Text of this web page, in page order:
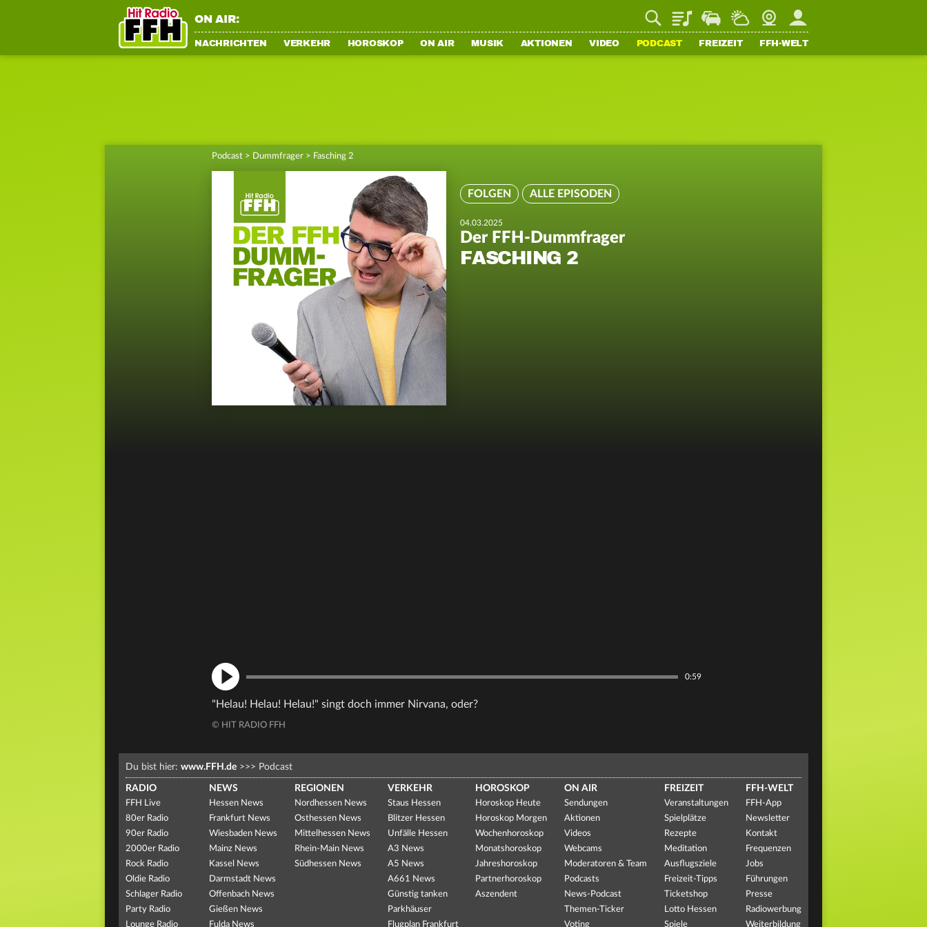
ON AIR: PlaylistStaupilotWetterWebcamMein FFH
NACHRICHTEN VERKEHR HOROSKOP ON AIR MUSIK AKTIONEN VIDEO PODCAST FREIZEIT FFH-WELT
Podcast > Dummfrager > Fasching 2
FOLGEN ALLE EPISODEN
04.03.2025
Der FFH-Dummfrager
FASCHING 2
0:59
"Helau! Helau! Helau!" singt doch immer Nirvana, oder?
© HIT RADIO FFH
Du bist hier: www.FFH.de >>> Podcast
RADIO
FFH Live
80er Radio
90er Radio
2000er Radio
Rock Radio
Oldie Radio
Schlager Radio
Party Radio
Lounge Radio
NEWS
Hessen News
Frankfurt News
Wiesbaden News
Mainz News
Kassel News
Darmstadt News
Offenbach News
Gießen News
Fulda News
REGIONEN
Nordhessen News
Osthessen News
Mittelhessen News
Rhein-Main News
Südhessen News
VERKEHR
Staus Hessen
Blitzer Hessen
Unfälle Hessen
A3 News
A5 News
A661 News
Günstig tanken
Parkhäuser
Flugplan Frankfurt
HOROSKOP
Horoskop Heute
Horoskop Morgen
Wochenhoroskop
Monatshoroskop
Jahreshoroskop
Partnerhoroskop
Aszendent
ON AIR
Sendungen
Aktionen
Videos
Webcams
Moderatoren & Team
Podcasts
News-Podcast
Themen-Ticker
Voting
FREIZEIT
Veranstaltungen
Spielplätze
Rezepte
Meditation
Ausflugsziele
Freizeit-Tipps
Ticketshop
Lotto Hessen
Spiele
FFH-WELT
FFH-App
Newsletter
Kontakt
Frequenzen
Jobs
Führungen
Presse
Radiowerbung
Weiterbildung